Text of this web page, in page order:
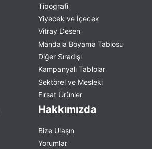
Tipografi
Yiyecek ve İçecek
Vitray Desen
Mandala Boyama Tablosu
Diğer Sıradışı
Kampanyalı Tablolar
Sektörel ve Mesleki
Fırsat Ürünler
Hakkımızda
Bize Ulaşın
Yorumlar